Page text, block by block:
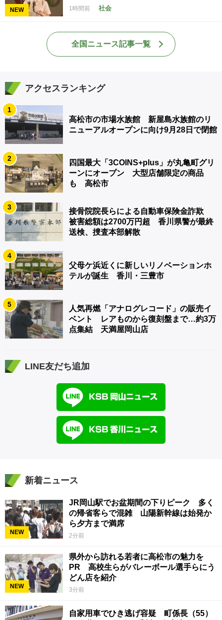
NEW 1時間前 社会
全国ニュース記事一覧
アクセスランキング
1
高松市の市場水族館 新屋島水族館のリ
ニューアルオープンに向け9月28日で閉館
2
四国最大「3COINS+plus」が丸亀町グリ
ーンにオープン 大型店舗限定の商品
も 高松市
3
接骨院院長らによる自動車保険金詐欺
被害総額は2700万円超 香川県警が最終
送検、捜査本部解散
4
父母ケ浜近くに新しいリノベーションホ
テルが誕生 香川・三豊市
5
人気再燃「アナログレコード」の販売イ
ベント レアものから復刻盤まで…約3万
点集結 天満屋岡山店
LINE友だち追加
新着ニュース
NEW
JR岡山駅でお盆期間の下りピーク 多く
の帰省客らで混雑 山陽新幹線は始発か
ら夕方まで満席
2分前
NEW
県外から訪れる若者に高松市の魅力を
PR 高校生らがバレーボール選手らにう
どん店を紹介
3分前
自家用車でひき逃げ容疑 町係長（55）